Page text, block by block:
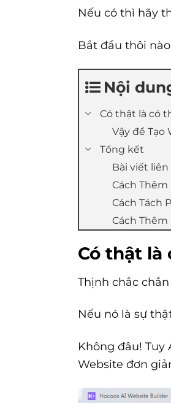
Nếu có thì hãy
Bắt đầu thôi
Nội
Có thật là có
Vậy để Tạo
Tổng kết
Bài viết
Cách Thêm
Cách Tách
Cách Thêm
Có thật là
Thịnh chắc
Nếu nó là sự
Không đâu!
Website đơn